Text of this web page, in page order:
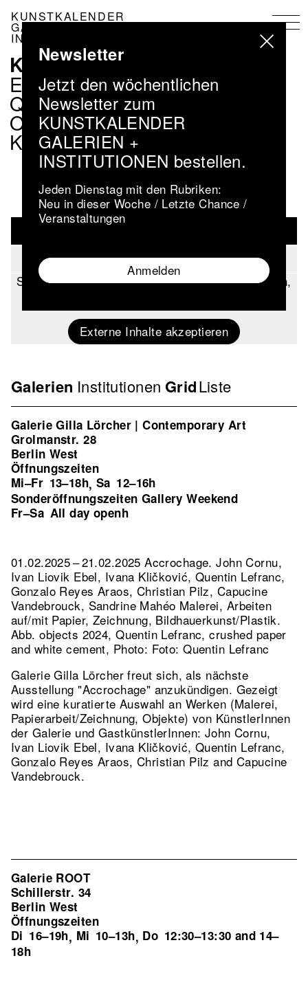
zum
Inhalt
KUNSTKALENDER
GALERIEN +
INSTITUTIONEN
NAVIGATION
KALENDER
DE
KALENDER
EVENTS
QUARTIERE
ORTE
KÜNSTLER
19 20 21 22 23
Sie müssen Cookies (externe Inhalte) akzeptieren,
Externe Inhalte akzeptieren
Galerien Institutionen GridListe
Galerie Gilla Lörcher | Contemporary Art
Grolmanstr. 28
Berlin West
Öffnungszeiten
Mi–Fr 13–18h, Sa 12–16h
Sonderöffnungszeiten Gallery Weekend
Fr–Sa All day openh
01.02.2025 – 21.02.2025 Accrochage. John Cornu,
Ivan Liovik Ebel, Ivana Kličković, Quentin Lefranc,
Gonzalo Reyes Araos, Christian Pilz, Capucine
Vandebrouck, Sandrine Mahéo Malerei, Arbeiten
auf/mit Papier, Zeichnung, Bildhauerkunst/Plastik.
Abb. objects 2024, Quentin Lefranc, crushed paper
and white cement, Photo: Foto: Quentin Lefranc
Galerie Gilla Lörcher freut sich, als nächste
Ausstellung "Accrochage" anzukündigen. Gezeigt
wird eine kuratierte Auswahl an Werken (Malerei,
Papierarbeit/Zeichnung, Objekte) von KünstlerInnen
der Galerie und GastkünstlerInnen: John Cornu,
Ivan Liovik Ebel, Ivana Kličković, Quentin Lefranc,
Gonzalo Reyes Araos, Christian Pilz and Capucine
Vandebrouck.
Galerie ROOT
Schillerstr. 34
Berlin West
Öffnungszeiten
Di 16–19h, Mi 10–13h, Do 12:30–13:30 and 14–
18h
Newsletter
Jetzt den wöchentlichen
Newsletter zum
KUNSTKALENDER
GALERIEN +
INSTITUTIONEN bestellen.
Jeden Dienstag mit den Rubriken:
Neu in dieser Woche / Letzte Chance /
Veranstaltungen
Anmelden